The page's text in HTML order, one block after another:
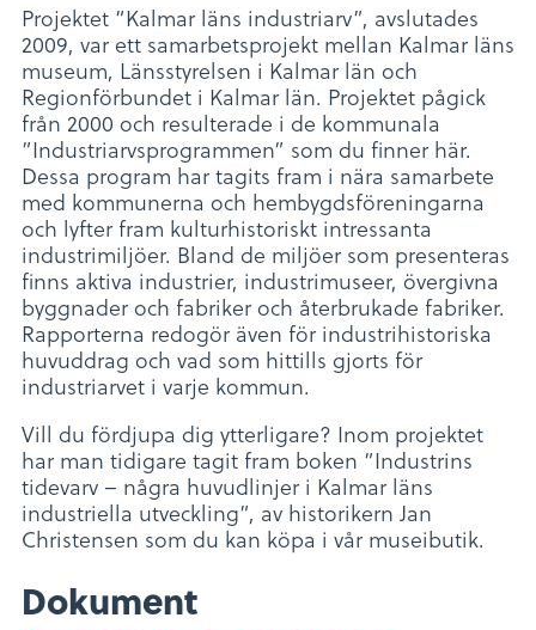
Projektet ”Kalmar läns industriarv”, avslutades
2009, var ett samarbetsprojekt mellan Kalmar läns
museum, Länsstyrelsen i Kalmar län och
Regionförbundet i Kalmar län. Projektet pågick
från 2000 och resulterade i de kommunala
”Industriarvsprogrammen” som du finner här.
Dessa program har tagits fram i nära samarbete
med kommunerna och hembygdsföreningarna
och lyfter fram kulturhistoriskt intressanta
industrimiljöer. Bland de miljöer som presenteras
finns aktiva industrier, industrimuseer, övergivna
byggnader och fabriker och återbrukade fabriker.
Rapporterna redogör även för industrihistoriska
huvuddrag och vad som hittills gjorts för
industriarvet i varje kommun.
Vill du fördjupa dig ytterligare? Inom projektet
har man tidigare tagit fram boken ”Industrins
tidevarv – några huvudlinjer i Kalmar läns
industriella utveckling”, av historikern Jan
Christensen som du kan köpa i vår museibutik.
Dokument